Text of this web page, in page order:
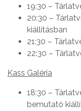
19:30 –
20:30 –
kiállításban
21:30 –
22:30 –
Kass Galéria
18:30 –
bemutató